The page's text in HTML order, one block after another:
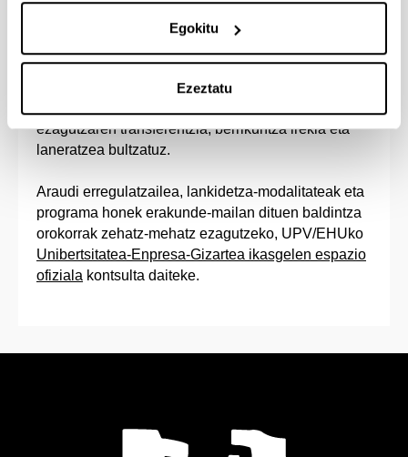
Egokitu
Ezeztatu
sozioekonomikoarekin loturak estutzeko sortutako
lankidetza estrategikoko eredu batean. Aliantza
proiektuak, gradu amaierako lanak edo masterrak
eta sektorearen benetako eskaeretara egokitutako
ezagutzaren transferentzia, berrikuntza irekia eta
laneratzea bultzatuz.
Araudi erregulatzailea, lankidetza-modalitateak eta
programa honek erakunde-mailan dituen baldintza
orokorrak zehatz-mehatz ezagutzeko, UPV/EHUko
Unibertsitatea-Enpresa-Gizartea ikasgelen espazio
ofiziala kontsulta daiteke.